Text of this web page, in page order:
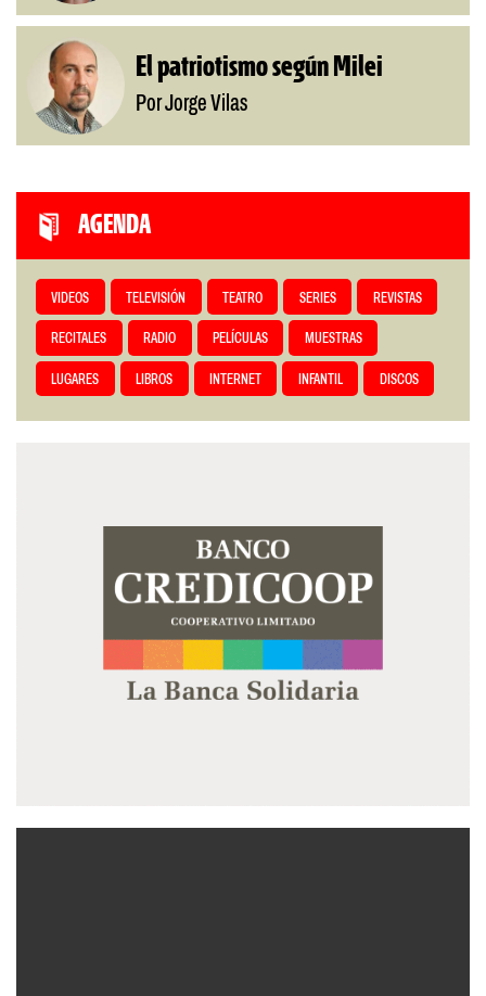
El patriotismo según Milei
Por Jorge Vilas
AGENDA
VIDEOS TELEVISIÓN TEATRO SERIES REVISTAS
RECITALES RADIO PELÍCULAS MUESTRAS
LUGARES LIBROS INTERNET INFANTIL DISCOS